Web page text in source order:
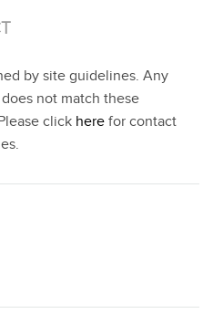
by site guidelines. Any
not match these
click here for contact